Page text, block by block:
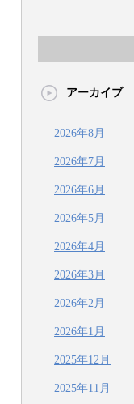
アーカイブ
2026年8月
2026年7月
2026年6月
2026年5月
2026年4月
2026年3月
2026年2月
2026年1月
2025年12月
2025年11月